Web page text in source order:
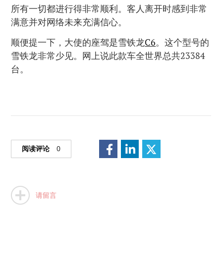
所有一切都进行得非常顺利。客人离开时感到非常
满意并对网络未来充满信心。
顺便提一下，大使的座驾是雪铁龙C6。这个型号的
雪铁龙非常少见。网上说此款车全世界总共23384
台。
阅读评论 0
请留言